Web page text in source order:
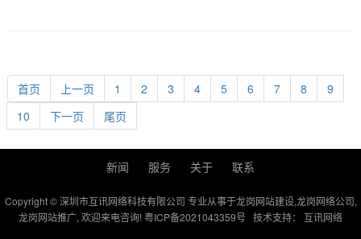
首页 上一页 1 2 3 4 5 6 7 8
9
10
下一页 尾页
新闻 服务 关于 联系
Copyright © 深圳市互讯网络科技有限公司 专业从事于龙岗网站建设,龙岗网络公司,
龙岗网站推广, 欢迎来电咨询! 粤ICP备2021043359号 技术支持： 互讯网络